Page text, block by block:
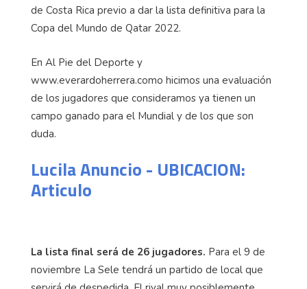
de Costa Rica previo a dar la lista definitiva para la
Copa del Mundo de Qatar 2022.
En Al Pie del Deporte y
www.everardoherrera.como hicimos una evaluación
de los jugadores que consideramos ya tienen un
campo ganado para el Mundial y de los que son
duda.
Lucila Anuncio - UBICACION:
Articulo
La lista final será de 26 jugadores. Para el 9 de
noviembre La Sele tendrá un partido de local que